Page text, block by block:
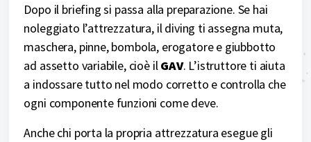
Dopo il briefing si passa alla preparazione. Se hai
noleggiato l’attrezzatura, il diving ti assegna muta,
maschera, pinne, bombola, erogatore e giubbotto
ad assetto variabile, cioè ilGAV. L’istruttore ti aiuta
a indossare tutto nel modo corretto e controlla che
ogni componente funzioni come deve.
Anche chi porta la propria attrezzatura esegue gli